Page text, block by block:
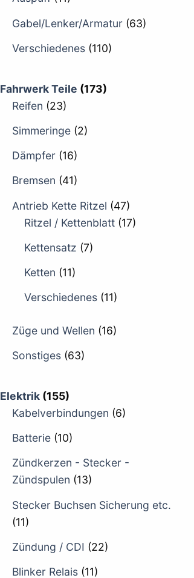
Gabel/Lenker/Armatur (63)
Verschiedenes (110)
Fahrwerk Teile (173)
Reifen (23)
Simmeringe (2)
Dämpfer (16)
Bremsen (41)
Antrieb Kette Ritzel (47)
Ritzel / Kettenblatt (17)
Kettensatz (7)
Ketten (11)
Verschiedenes (11)
Züge und Wellen (16)
Sonstiges (63)
Elektrik (155)
Kabelverbindungen (6)
Batterie (10)
Zündkerzen - Stecker -
Zündspulen (13)
Stecker Buchsen Sicherung etc.
(11)
Zündung / CDI (22)
Blinker Relais (11)